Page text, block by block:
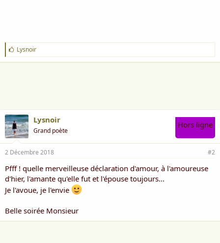
J
'
a
Lysnoir
Lysnoir
Grand poète
Hors ligne
2 Décembre 2018 #2
Pfff ! quelle merveilleuse déclaration d'amour, à l'amoureuse
d'hier, l'amante qu'elle fut et l'épouse toujours...
Je l'avoue, je l'envie
Belle soirée Monsieur